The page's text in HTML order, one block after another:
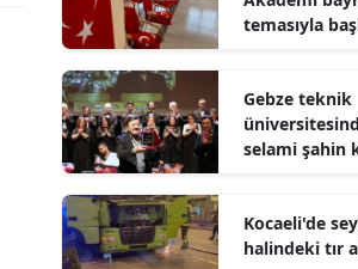
Konya
Kütahya
Manisa
temasıyla
Gebze teknik
selami şahin
Kocaeli'de
halindeki tır